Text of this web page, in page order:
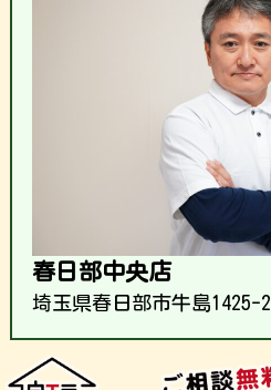
春日部中央店
埼玉県春日部市牛島1425-2